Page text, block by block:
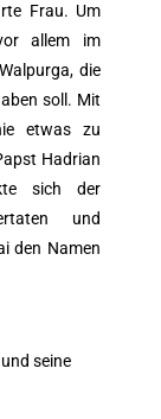
Frau. Um
allem im
die
soll. Mit
etwas zu
Hadrian
sich der
und
den Namen
seine